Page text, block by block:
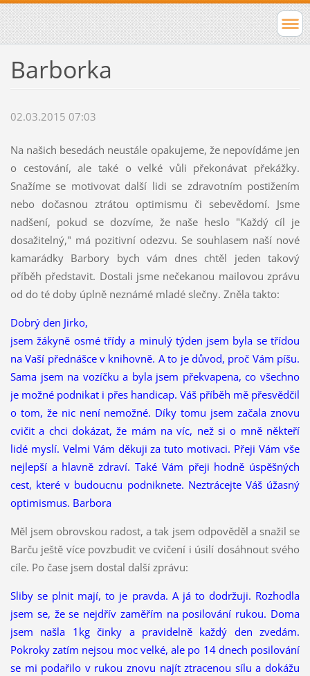
Barborka
02.03.2015 07:03
Na našich besedách neustále opakujeme, že nepovídáme jen
o cestování, ale také o velké vůli překonávat překážky.
Snažíme se motivovat další lidi se zdravotním postižením
nebo dočasnou ztrátou optimismu či sebevědomí. Jsme
nadšení, pokud se dozvíme, že naše heslo "Každý cíl je
dosažitelný," má pozitivní odezvu. Se souhlasem naší nové
kamarádky Barbory bych vám dnes chtěl jeden takový
příběh představit. Dostali jsme nečekanou mailovou zprávu
od do té doby úplně neznámé mladé slečny. Zněla takto:
Dobrý den Jirko,
jsem žákyně osmé třídy a minulý týden jsem byla se třídou
na Vaší přednášce v knihovně. A to je důvod, proč Vám píšu.
Sama jsem na vozíčku a byla jsem překvapena, co všechno
je možné podnikat i přes handicap. Váš příběh mě přesvědčil
o tom, že nic není nemožné. Díky tomu jsem začala znovu
cvičit a chci dokázat, že mám na víc, než si o mně někteří
lidé myslí. Velmi Vám děkuji za tuto motivaci. Přeji Vám vše
nejlepší a hlavně zdraví. Také Vám přeji hodně úspěšných
cest, které v budoucnu podniknete. Neztrácejte Váš úžasný
optimismus. Barbora
Měl jsem obrovskou radost, a tak jsem odpověděl a snažil se
Barču ještě více povzbudit ve cvičení i úsilí dosáhnout svého
cíle. Po čase jsem dostal další zprávu:
Sliby se plnit mají, to je pravda. A já to dodržuji. Rozhodla
jsem se, že se nejdřív zaměřím na posilování rukou. Doma
jsem našla 1kg činky a pravidelně každý den zvedám.
Pokroky zatím nejsou moc velké, ale po 14 dnech posilování
se mi podařilo v rukou znovu najít ztracenou sílu a dokážu